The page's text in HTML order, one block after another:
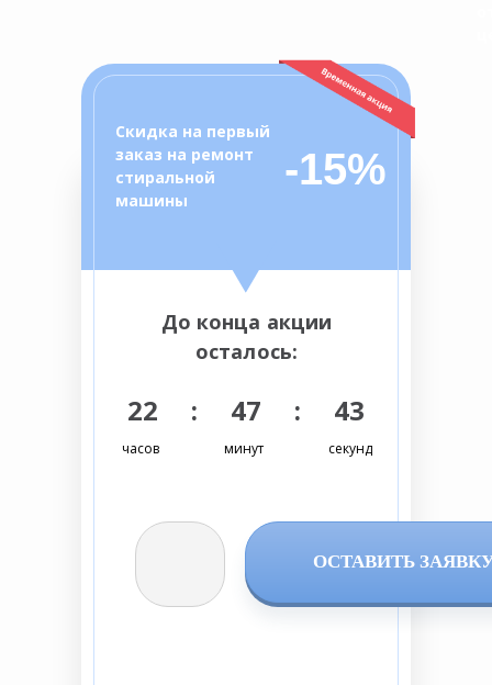
22 : 47 : 42
До конца акции
осталось:
Скидка на первый
заказ на ремонт
стиральной
машины
-15%
ОСТАВИТЬ
секунд
минут
часов